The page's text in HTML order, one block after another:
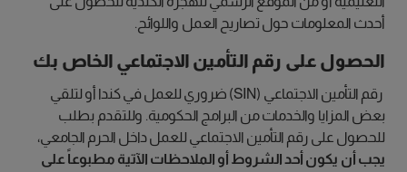
أحدث المعلومات حول تصاريح العمل واللوائح.
الحصول على رقم التأمين الاجتماعي الخاص بك
رقم التأمين الاجتماعي (SIN) ضروري للعمل في كندا أو لتلقي
بعض المزايا والخدمات من البرامج الحكومية. وللتقدم بطلب
للحصول على رقم التأمين الاجتماعي للعمل داخل الحرم الجامعي،
يجب أن يكون أحد الشروط أو الملاحظات الآتية مطبوعاً على